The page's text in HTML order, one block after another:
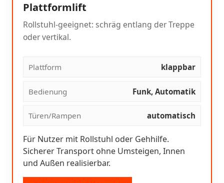
Plattformlift
Rollstuhl-geeignet: schräg entlang der Treppe
oder vertikal.
Plattform klappbar
Bedienung Funk, Automatik
Türen/Rampen automatisch
Für Nutzer mit Rollstuhl oder Gehhilfe.
Sicherer Transport ohne Umsteigen, Innen
und Außen realisierbar.